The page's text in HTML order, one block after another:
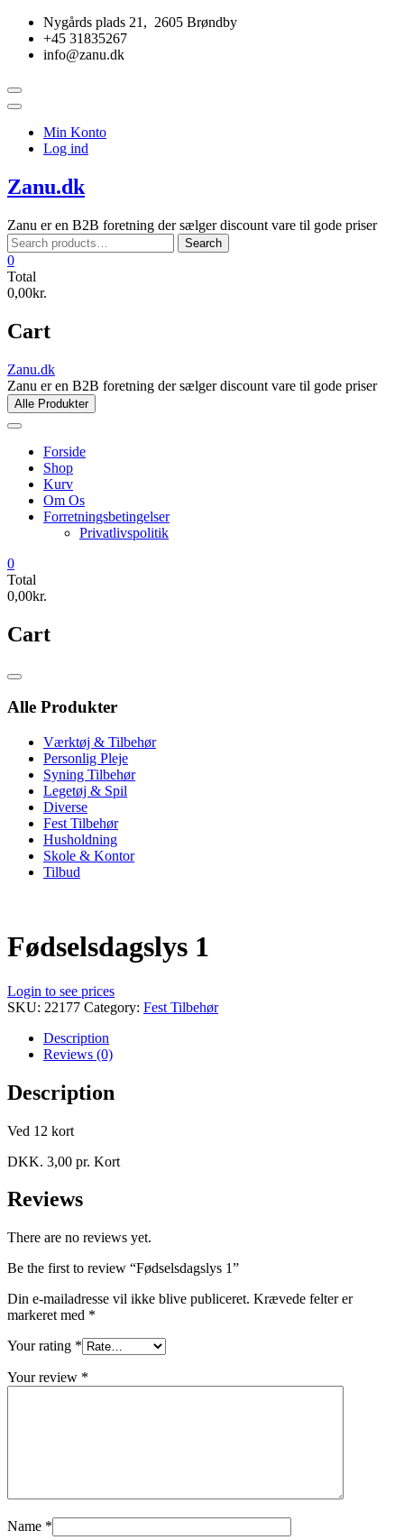
Skip
content
Nygårds plads 21, 2605 Brøndby
+45 31835267
info@zanu.dk
Topbar
Menu
Min Konto
Log ind
Zanu.dk
Zanu er en B2B foretning der sælger discount vare til gode priser
Search
for:
Search
0
Total
0,00kr.
Cart
Zanu.dk
Zanu er en B2B foretning der sælger discount vare til gode priser
Alle Produkter
Forside
Shop
Kurv
Om Os
Forretningsbetingelser
Privatlivspolitik
0
Total
0,00kr.
Cart
Catalog
Alle Produkter
Værktøj & Tilbehør
Personlig Pleje
Syning Tilbehør
Legetøj & Spil
Diverse
Fest Tilbehør
Husholdning
Skole & Kontor
Tilbud
Fødselsdagslys 1
Login to see prices
SKU: 22177 Category: Fest Tilbehør
Description
Reviews (0)
Description
Ved 12 kort
DKK. 3,00 pr. Kort
Reviews
There are no reviews yet.
Be the first to review “Fødselsdagslys 1”
Din e-mailadresse vil ikke blive publiceret. Krævede felter er
markeret med *
Your rating *
Your review *
Name *